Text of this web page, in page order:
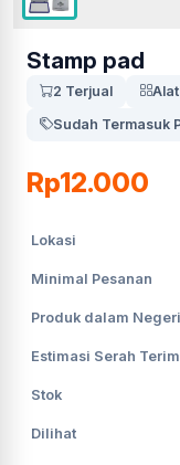
Stamp pad
2 Terjual
Sudah Termasuk
Rp12.000
Lokasi
Minimal Pesanan
Produk dalam Negeri
Estimasi Serah
Stok
Dilihat